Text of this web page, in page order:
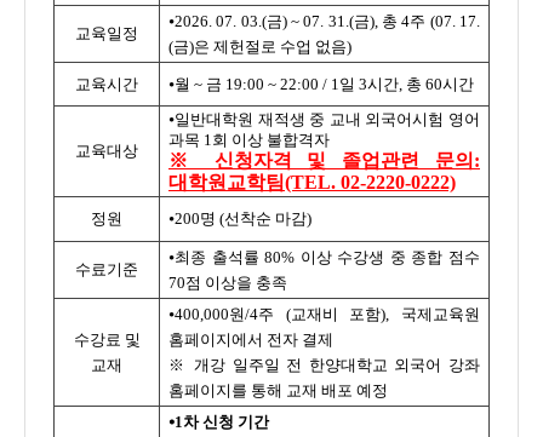
교육일정
⦁2026. 07. 03.(금) ~ 07. 31.(금),총 4주 (07. 17.
(금)은 제헌절로 수업 없음)
교육시간 ⦁월 ~ 금 19:00 ~ 22:00 / 1일 3시간, 총 60시간
교육대상
⦁일반대학원 재적생 중 교내 외국어시험 영어
과목 1회 이상 불합격자
※ 신청자격 및 졸업관련 문의:
대학원교학팀(TEL. 02-2220-0222)
정원 ⦁200명 (선착순 마감)
수료기준
⦁최종 출석률 80% 이상 수강생 중 종합 점수
70점 이상을 충족
수강료 및
교재
⦁400,000원/4주 (교재비 포함), 국제교육원
홈페이지에서 전자 결제
※ 개강 일주일 전 한양대학교 외국어 강좌
홈페이지를 통해 교재 배포 예정
⦁1차 신청 기간